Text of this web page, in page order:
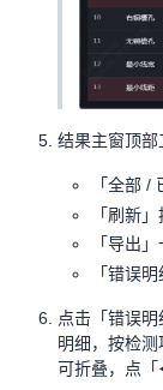
结果主窗顶部
「全部 /
「刷新
「导出
「错误
点击「错误
明细，按检
可折叠，点「